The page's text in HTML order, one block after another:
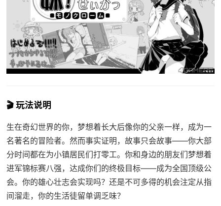
🎬 玩法说明
生在奇幻世界的你，梦想着长大后像你的父亲一样，成为一
名著名的冒险者。然而事实证明，故事只会故事——你大部
分时间都在为小镇居民们打零工。你和身边的朋友们梦想着
进军锦标赛八强，达成你们的终极目标——成为全国顶级公
会。你的雄心壮志会实现吗？还是不可多得的机会注定从指
间溜走，你的生活徒留单调乏味？